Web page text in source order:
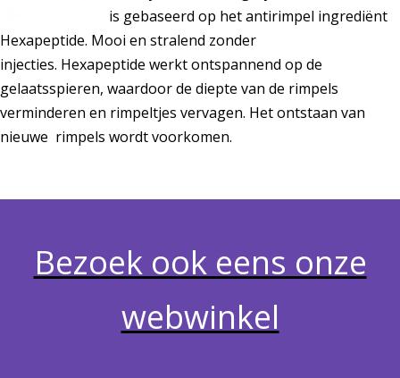
is gebaseerd op het antirimpel ingrediënt
Hexapeptide. Mooi en stralend zonder
injecties. Hexapeptide werkt ontspannend op de
gelaatsspieren, waardoor de diepte van de rimpels
verminderen en rimpeltjes vervagen. Het ontstaan van
nieuwe rimpels wordt voorkomen.
Bezoek ook eens onze
webwinkel